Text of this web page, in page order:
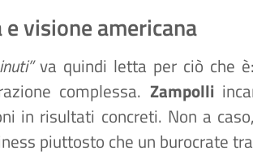
visione americana
va quindi letta per ciò che
complessa. Zampolli
in risultati concreti. Non a caso,
piuttosto che un burocrate